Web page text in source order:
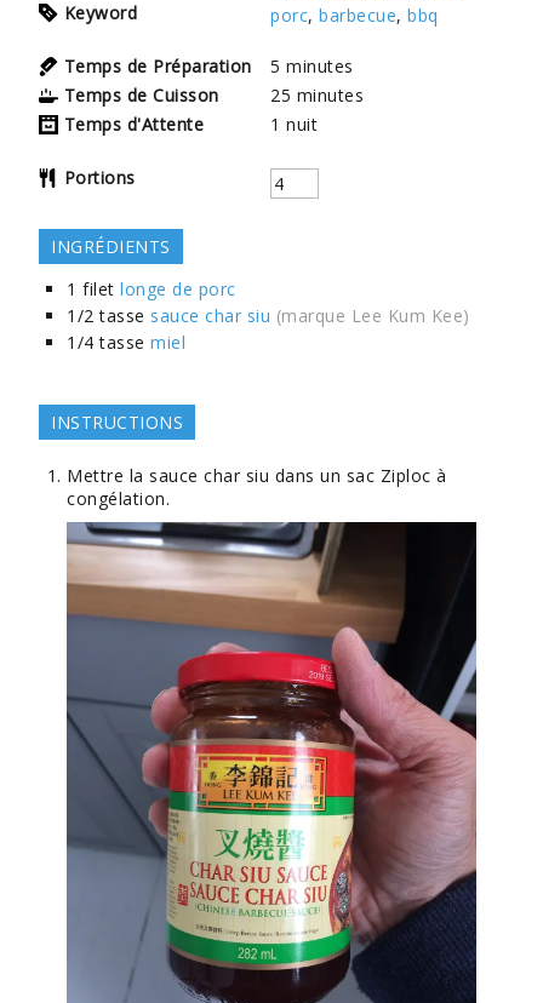
Keyword
porc,barbecue,bbq
Temps de Préparation 5 minutes
Temps de Cuisson
25 minutes
Temps d'Attente
1 nuit
Portions
INGRÉDIENTS
1 filet longe de porc
1/2 tasse sauce char siu (marque Lee Kum Kee)
1/4 tasse miel
INSTRUCTIONS
Mettre la sauce char siu dans un sac Ziploc à
congélation.